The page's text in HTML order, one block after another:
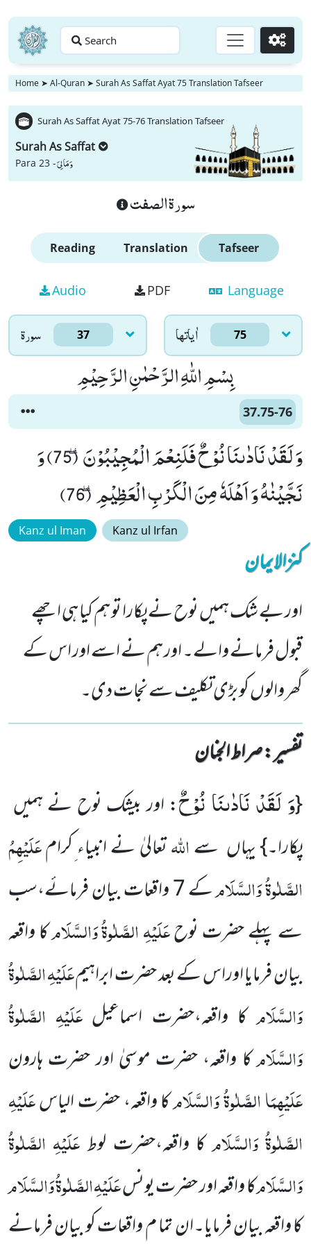
Search Go
Home ➤ Al-Quran ➤ Surah As Saffat Ayat 75 Translation Tafseer
Surah As Saffat Ayat 75-76 Translation Tafseer
Surah As Saffat
Para 23 -وَ مَا لِیَ
سورة الصفت
Reading Translation Tafseer
Audio PDF Language
سورۃ 37 اٰياتها 75
بِسْمِ اللّٰهِ الرَّحْمٰنِ الرَّحِیْمِ
37.75-76
وَ لَقَدْ نَادٰىنَا نُوْحٌ فَلَنِعْمَ الْمُجِیْبُوْنَ٘ ۖ (75) وَ
نَجَّیْنٰهُ وَ اَهْلَهٗ مِنَ الْكَرْبِ الْعَظِیْمِ٘ ۖ (76)
Kanz ul Iman Kanz ul Irfan
کنزالایمان
اور بے شک ہمیں نوح نے پکارا تو ہم کیا ہی اچھے
قبول فرمانے والے۔ اور ہم نے اسے اور اس کے
گھر والوں کو بڑی تکلیف سے نجات دی۔
تفسیر : ‎صراط الجنان
{وَ لَقَدْ نَادٰىنَا نُوْحٌ: اور بیشک نوح نے ہمیں
پکارا۔} یہاں سےاللہتعالیٰ نے انبیاء ِکرامعَلَیْہِمُ
الصَّلٰوۃُ وَالسَّلَام
کے 7 واقعات بیان فرمائے،سب
سے پہلے حضرت نوحعَلَیْہِالصَّلٰوۃُوَالسَّلَامکا واقعہ
بیان فرمایا اوراس کے بعد حضرت ابراہیمعَلَیْہِالصَّلٰوۃُ
وَالسَّلَامکا واقعہ،حضرت اسماعیلعَلَیْہِ الصَّلٰوۃُ
وَالسَّلَامکا واقعہ، حضرت موسیٰ اور حضرت ہارون
عَلَیْہِمَا الصَّلٰوۃُ وَالسَّلَامکا واقعہ، حضرت الیاسعَلَیْہِ
الصَّلٰوۃُوَالسَّلَامکا واقعہ،حضرت لوطعَلَیْہِ الصَّلٰوۃُ
وَالسَّلَامکا واقعہ اور حضرت یونسعَلَیْہِالصَّلٰوۃُوَالسَّلَام
کا واقعہ بیان فرمایا۔ان تما م واقعات کو بیان فرمانے